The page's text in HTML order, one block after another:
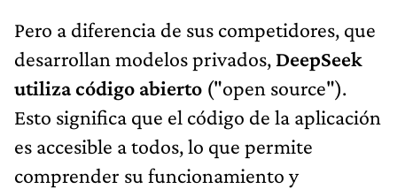
Pero a diferencia de sus competidores, que
desarrollan modelos privados, DeepSeek
utiliza código abierto ("open source").
Esto significa que el código de la aplicación
es accesible a todos, lo que permite
comprender su funcionamiento y